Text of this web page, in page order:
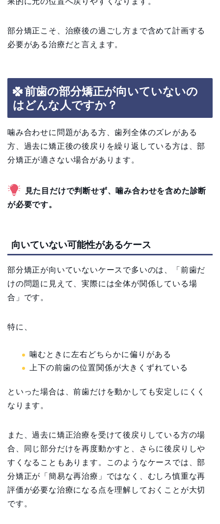
部分矯正こそ、治療後の過ごし方まで含めて計画する
必要がある治療だと言えます。
前歯の部分矯正が向いていないの
はどんな人ですか？
噛み合わせに問題がある方、歯列全体のズレがある
方、過去に矯正後の後戻りを繰り返している方は、部
分矯正が適さない場合があります。
見た目だけで判断せず、噛み合わせを含めた診断
が必要です。
向いていない可能性があるケース
部分矯正が向いていないケースで多いのは、「前歯だ
けの問題に見えて、実際には全体が関係している場
合」です。
特に、
噛むときに左右どちらかに偏りがある
上下の前歯の位置関係が大きくずれている
といった場合は、前歯だけを動かしても安定しにくく
なります。
また、過去に矯正治療を受けて後戻りしている方の場
合、同じ部分だけを再度動かすと、さらに後戻りしや
すくなることもあります。このようなケースでは、部
分矯正が「簡易な再治療」ではなく、むしろ慎重な再
評価が必要な治療になる点を理解しておくことが大切
です。